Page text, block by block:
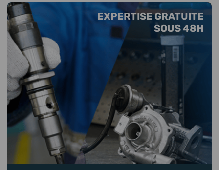
EXPERTISE GRATUITE
SOUS 48H